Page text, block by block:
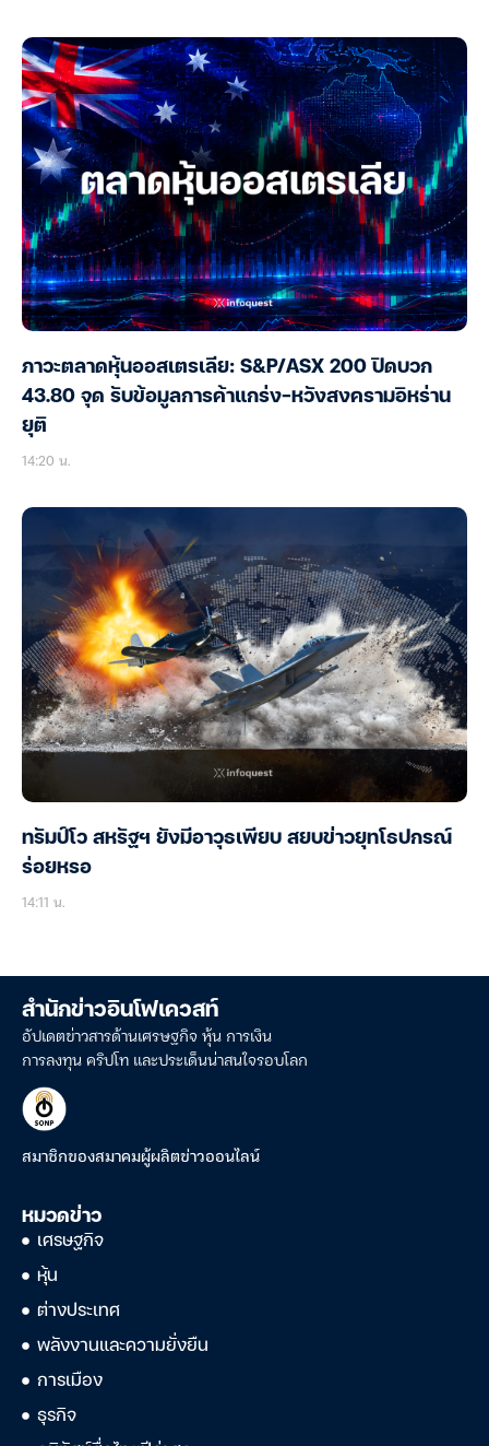
ภาวะตลาดหุ้นออสเตรเลีย: S&P/ASX 200 ปิดบวก
43.80 จุด รับข้อมูลการค้าแกร่ง-หวังสงครามอิหร่าน
ยุติ
14:20 น.
ทรัมป์โว สหรัฐฯ ยังมีอาวุธเพียบ สยบข่าวยุทโธปกรณ์
ร่อยหรอ
14:11 น.
สำนักข่าวอินโฟเควสท์
อัปเดตข่าวสารด้านเศรษฐกิจ หุ้น การเงิน
การลงทุน คริปโท และประเด็นน่าสนใจรอบโลก
สมาชิกของสมาคมผู้ผลิตข่าวออนไลน์
หมวดข่าว
เศรษฐกิจ
หุ้น
ต่างประเทศ
พลังงานและความยั่งยืน
การเมือง
ธุรกิจ